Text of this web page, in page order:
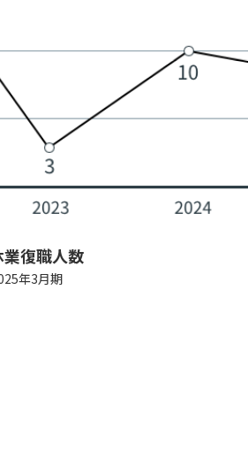
業復職人数
年3月期